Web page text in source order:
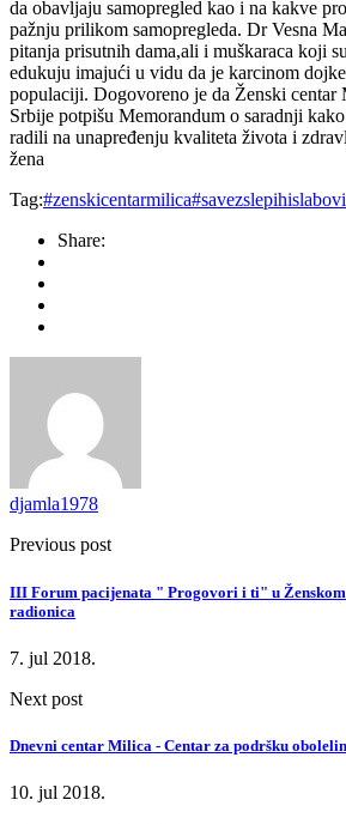
da obavljaju samopregled kao i na kakve
pažnju prilikom samopregleda. Dr Vesna
pitanja prisutnih dama,ali i muškaraca koji
edukuju imajući u vidu da je karcinom
populaciji. Dogovoreno je da Ženski centar
Srbije potpišu Memorandum o saradnji
radili na unapređenju kvaliteta života i
žena
Tag:
Share:
djamla1978
Previous post
III Forum pacijenata " Progovori i ti" u
radionica
7. jul 2018.
Next post
Dnevni centar Milica - Centar za podršku
10. jul 2018.